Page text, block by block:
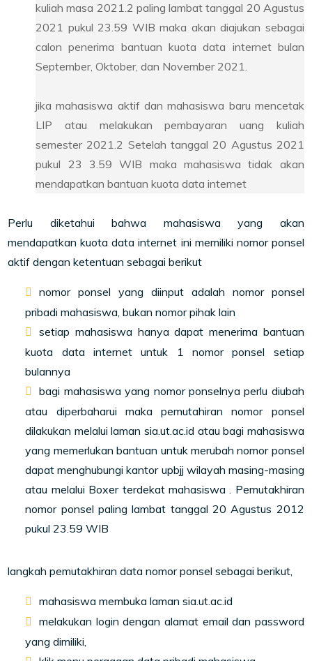
kuliah masa 2021.2 paling lambat tanggal 20 Agustus
2021 pukul 23.59 WIB maka akan diajukan sebagai
calon penerima bantuan kuota data internet bulan
September, Oktober, dan November 2021.
jika mahasiswa aktif dan mahasiswa baru mencetak
LIP atau melakukan pembayaran uang kuliah
semester 2021.2 Setelah tanggal 20 Agustus 2021
pukul 23 3.59 WIB maka mahasiswa tidak akan
mendapatkan bantuan kuota data internet
Perlu diketahui bahwa mahasiswa yang akan
mendapatkan kuota data internet ini memiliki nomor ponsel
aktif dengan ketentuan sebagai berikut
nomor ponsel yang diinput adalah nomor ponsel
pribadi mahasiswa, bukan nomor pihak lain
setiap mahasiswa hanya dapat menerima bantuan
kuota data internet untuk 1 nomor ponsel setiap
bulannya
bagi mahasiswa yang nomor ponselnya perlu diubah
atau diperbaharui maka pemutahiran nomor ponsel
dilakukan melalui laman sia.ut.ac.id atau bagi mahasiswa
yang memerlukan bantuan untuk merubah nomor ponsel
dapat menghubungi kantor upbjj wilayah masing-masing
atau melalui Boxer terdekat mahasiswa . Pemutakhiran
nomor ponsel paling lambat tanggal 20 Agustus 2012
pukul 23.59 WIB
langkah pemutakhiran data nomor ponsel sebagai berikut,
mahasiswa membuka laman sia.ut.ac.id
melakukan login dengan alamat email dan password
yang dimiliki,